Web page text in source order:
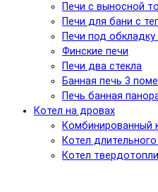
Печи с выносной
Печи для бани с
Печи под
Финские печи
Печи два стекла
Банная печь 3
Печь банная
Котел на дровах
Комбинированный
Котел
Котел